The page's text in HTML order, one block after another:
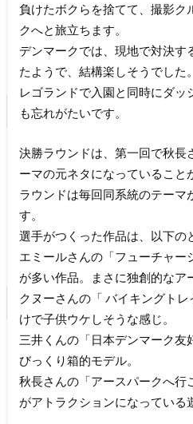
負けたボクらを捨てて、撮影ク
クへと旅立ちます。
デンマークでは、現地で対決す
たようで、結構楽しそうでした。
レゴランドで入園と同時にダッ
も忘れがたいです。
決勝ラウンドは、第一回で秋長
ーマの元ネタになっていること
ラウンドは毎回同系統のテーマ
す。
選手がつくった作品は、以下の
エミールさんの「フューチャー
が多い作品。まさに独創的なア
クヌーさんの「 バイキングト
けで子供ウケしそうな感じ。
三井くんの「日本デンマーク友
びっくり箱的モデル。
秋長さんの「アースパークへ行
がアトラクションになっている